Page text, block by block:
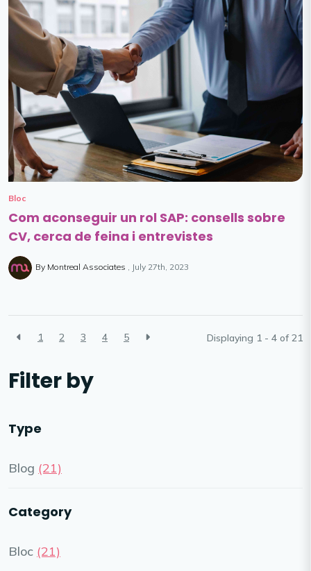
Bloc
Com aconseguir un rol SAP: consells sobre
CV, cerca de feina i entrevistes
By Montreal Associates July 27th, 2023
1 2 3 4 5 Displaying 1 - 4 of21
Filter by
Type
Blog (21)
Category
Bloc (21)